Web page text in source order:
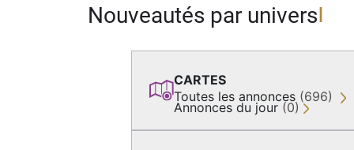
Nouveautés par univers
CARTES
Toutes les annonces (696)
Annonces du jour (0)